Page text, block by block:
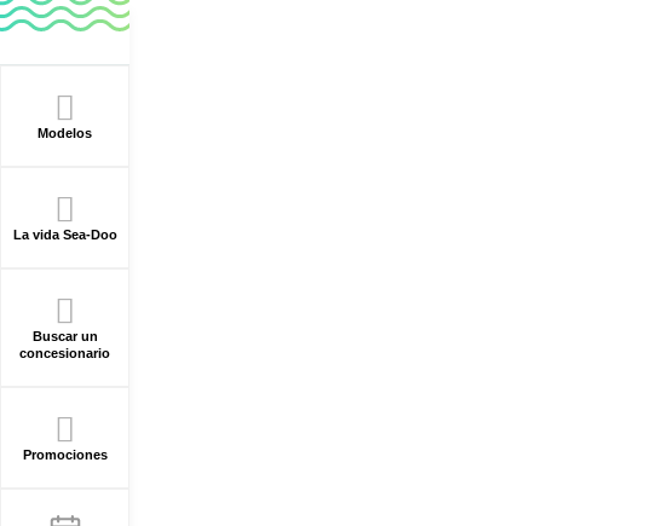
Modelos
La vida Sea-Doo
Buscar un
concesionario
Promociones